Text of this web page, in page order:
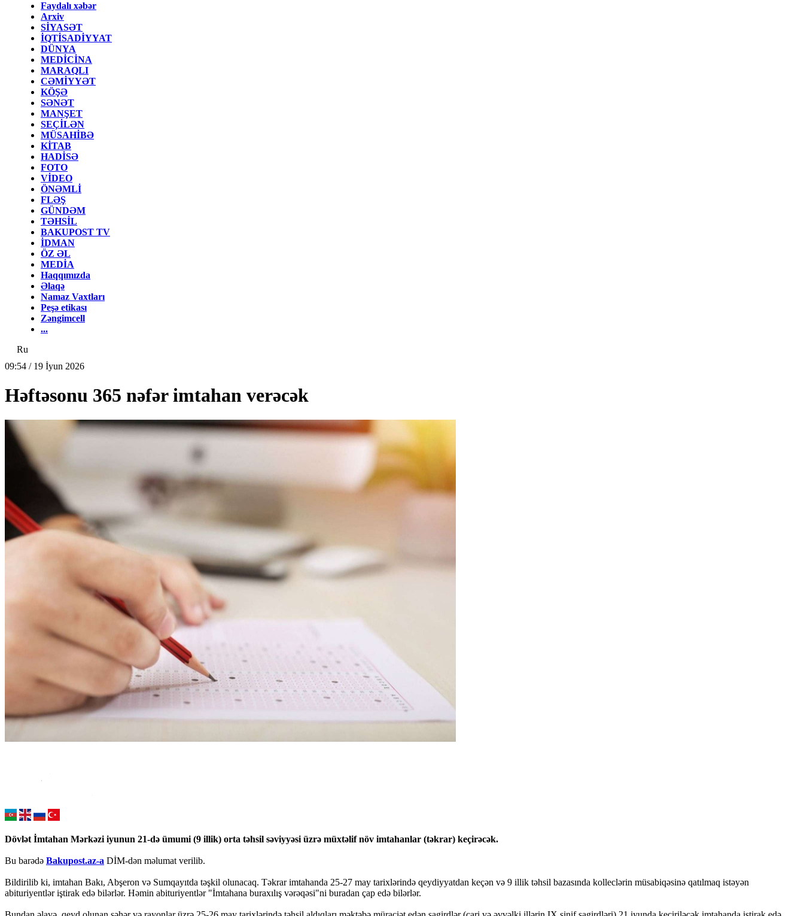
Faydalı xəbər
Arxiv
SİYASƏT
İQTİSADİYYAT
DÜNYA
MEDİCİNA
MARAQLI
CƏMİYYƏT
KÖŞƏ
SƏNƏT
MANŞET
SEÇİLƏN
MÜSAHİBƏ
KİTAB
HADİSƏ
FOTO
VİDEO
ÖNƏMLİ
FLƏŞ
GÜNDƏM
TƏHSİL
BAKUPOST TV
İDMAN
ÖZ ƏL
MEDİA
Haqqımızda
Əlaqə
Namaz Vaxtları
Peşə etikası
Zəngimcell
...
Ru
09:54 / 19 İyun 2026
Həftəsonu 365 nəfər imtahan verəcək
Dövlət İmtahan Mərkəzi iyunun 21-də ümumi (9 illik) orta təhsil səviyyəsi üzrə müxtəlif növ imtahanlar (təkrar) keçirəcək.
Bu barədə Bakupost.az-a DİM-dən məlumat verilib.
Bildirilib ki, imtahan Bakı, Abşeron və Sumqayıtda təşkil olunacaq. Təkrar imtahanda 25-27 may tarixlərində qeydiyyatdan keçən və 9 illik təhsil bazasında kolleclərin müsabiqəsinə qatılmaq istəyən
abituriyentlər iştirak edə bilərlər. Həmin abituriyentlər "İmtahana buraxılış vərəqəsi"ni buradan çap edə bilərlər.